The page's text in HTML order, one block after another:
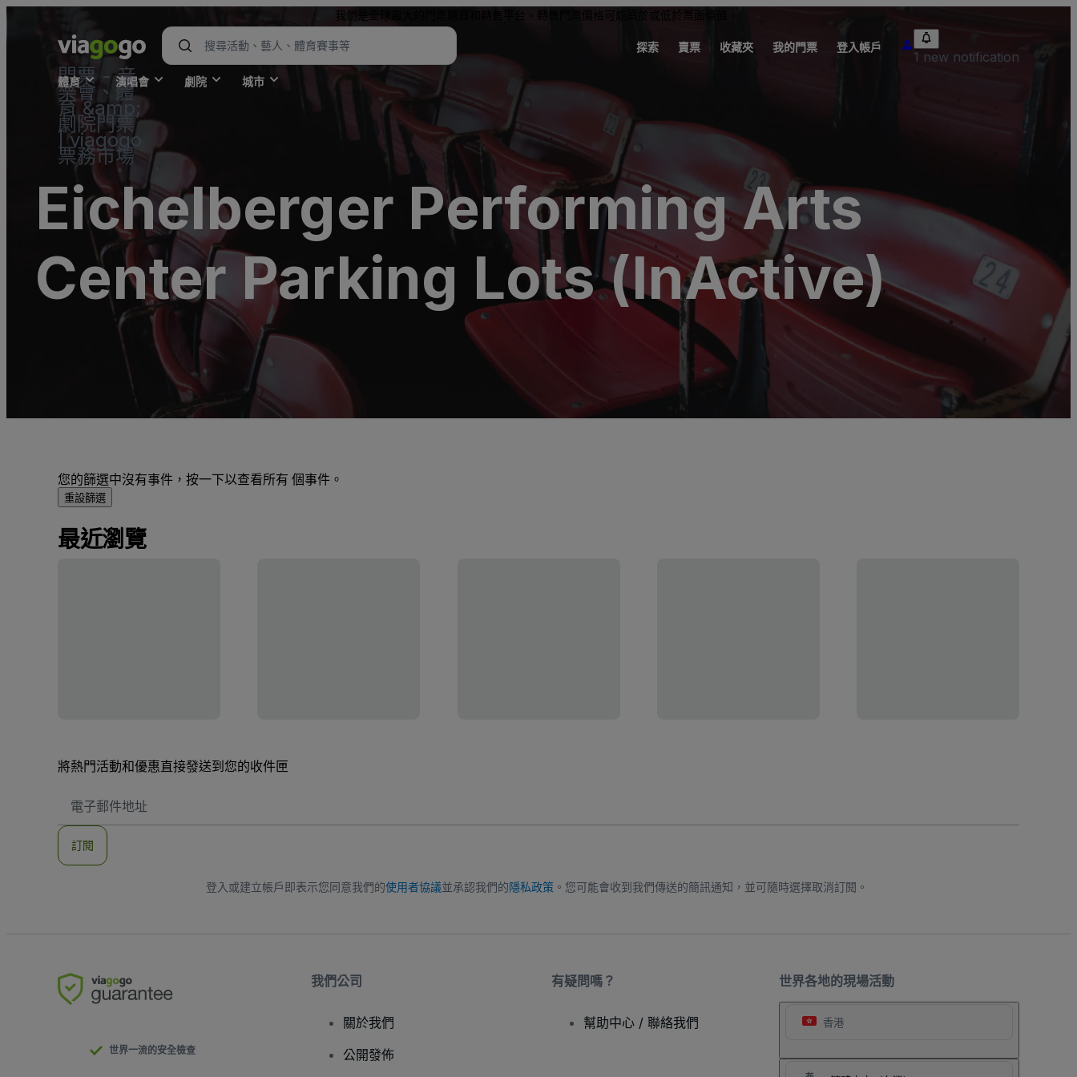
我們是全球最大的門票購買和轉售平台。轉售門票價格可能高於或低於票面價值。
門票 - 音
樂會、體
育 &amp;
劇院門票
| viagogo
票務市場
探索 賣票 收藏夾 我的門票 登入帳戶
1 new notification
體育 演唱會 劇院 城市
Eichelberger Performing Arts
Center Parking Lots (InActive)
您的篩選中沒有事件，按一下以查看所有 個事件。
重設篩選
最近瀏覽
將熱門活動和優惠直接發送到您的收件匣
子
地
訂閱
登入或建立帳戶即表示您同意我們的使用者協議並承認我們的隱私政策 。您可能會收到我們傳送的簡訊通知，並可隨時選擇取消訂閱。
世界各地的現場活動
香港
世界一流的安全檢查
我們公司
關於我們
公開發佈
有疑問嗎？
幫助中心 / 聯絡我們